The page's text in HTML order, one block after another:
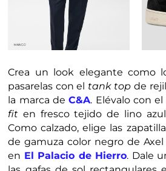
Crea un look elegante como
pasarelas con el tank topde
la marca deC&A. Elévalo con
fit en fresco tejido de lino
Como calzado, elige las
de gamuza color negro de
en El Palacio de Hierro. Dale